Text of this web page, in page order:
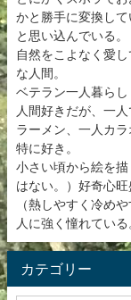
かと勝手に変換し
と思い込んでいる。
自然をこよなく愛
な人間。
ベテラン一人暮らし
人間好きだが、一
ラーメン、一人カ
特に好き。
小さい頃から絵を
はない。）好奇心
（熱しやすく冷め
人に強く憧れている
カテゴリー